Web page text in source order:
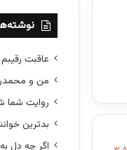
عاقبت
من و
روایت شما
بدترین
اگر چه دل